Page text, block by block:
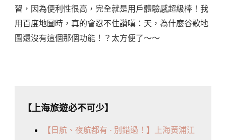
習，因為便利性很高，完全就是用戶體驗感超級棒！我
用百度地圖時，真的會忍不住讚嘆：天，為什麼谷歌地
圖還沒有這個那個功能！？太方便了～～
【上海旅遊必不可少】
【日航、夜航都有 · 別錯過！】上海黃浦江